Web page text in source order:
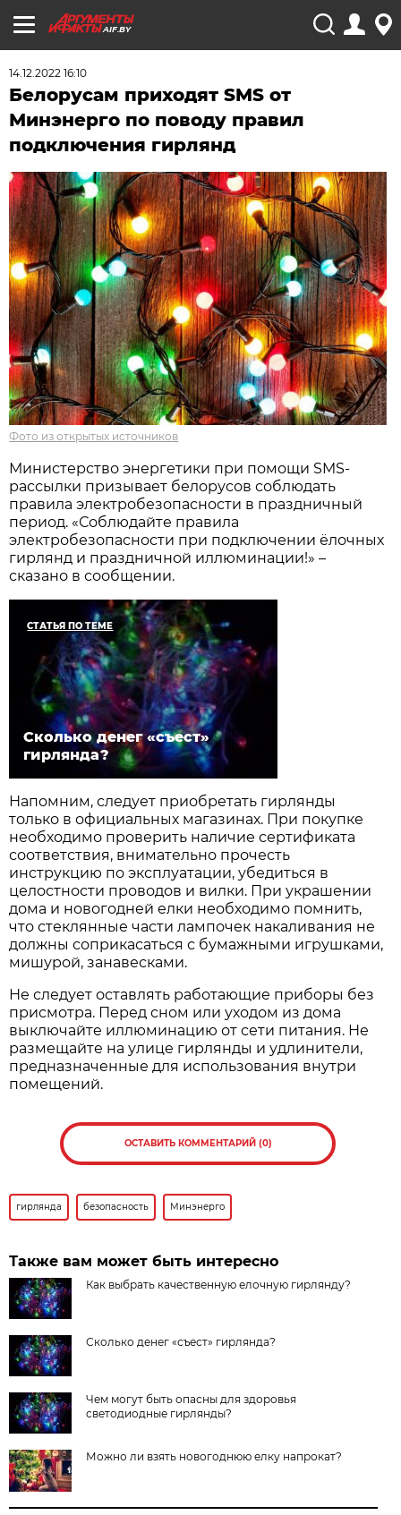
AIF.BY
14.12.2022 16:10
Белорусам приходят SMS от
Минэнерго по поводу правил
подключения гирлянд
Фото из открытых источников
Министерство энергетики при помощи SMS-
рассылки призывает белорусов соблюдать
правила электробезопасности в праздничный
период. «Соблюдайте правила
электробезопасности при подключении ёлочных
гирлянд и праздничной иллюминации!» –
сказано в сообщении.
СТАТЬЯ ПО ТЕМЕ
Сколько денег «съест»
гирлянда?
Напомним, следует приобретать гирлянды
только в официальных магазинах. При покупке
необходимо проверить наличие сертификата
соответствия, внимательно прочесть
инструкцию по эксплуатации, убедиться в
целостности проводов и вилки. При украшении
дома и новогодней елки необходимо помнить,
что стеклянные части лампочек накаливания не
должны соприкасаться с бумажными игрушками,
мишурой, занавесками.
Не следует оставлять работающие приборы без
присмотра. Перед сном или уходом из дома
выключайте иллюминацию от сети питания. Не
размещайте на улице гирлянды и удлинители,
предназначенные для использования внутри
помещений.
ОСТАВИТЬ КОММЕНТАРИЙ (0)
гирлянда безопасность Минэнерго
Также вам может быть интересно
Как выбрать качественную елочную гирлянду?
Сколько денег «съест» гирлянда?
Чем могут быть опасны для здоровья
светодиодные гирлянды?
Можно ли взять новогоднюю елку напрокат?